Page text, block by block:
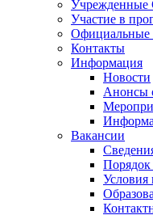
Участие в
Официальные
Контакты
Информация
Новости
Анонсы
Вакансии
Порядок
Условия